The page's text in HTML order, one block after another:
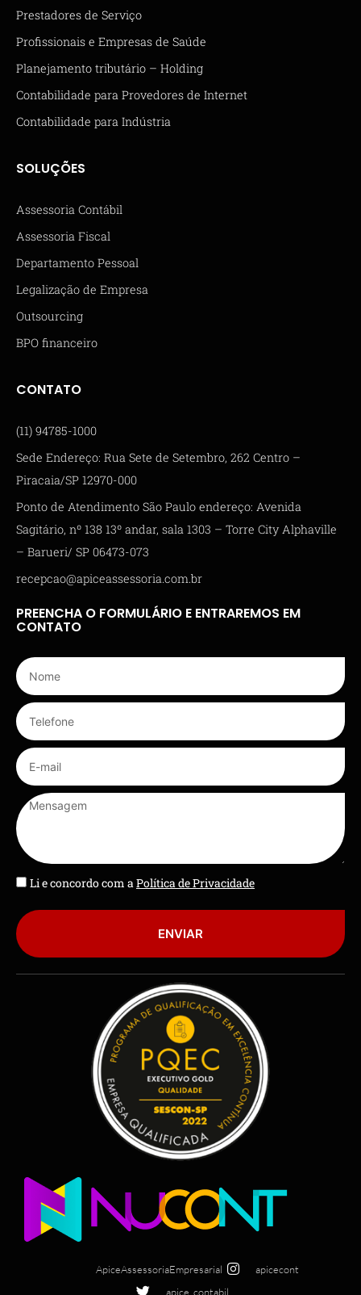
Prestadores de Serviço
Profissionais e Empresas de Saúde
Planejamento tributário – Holding
Contabilidade para Provedores de Internet
Contabilidade para Indústria
SOLUÇÕES
Assessoria Contábil
Assessoria Fiscal
Departamento Pessoal
Legalização de Empresa
Outsourcing
BPO financeiro
CONTATO
(11) 94785-1000
Sede Endereço: Rua Sete de Setembro, 262 Centro –
Piracaia/SP 12970-000
Ponto de Atendimento São Paulo endereço: Avenida
Sagitário, nº 138 13º andar, sala 1303 – Torre City Alphaville
– Barueri/ SP 06473-073
recepcao@apiceassessoria.com.br
PREENCHA O FORMULÁRIO E ENTRAREMOS EM
CONTATO
Li e concordo com a Política de Privacidade
ENVIAR
ApiceAssessoriaEmpresarial
apicecont
apice_contabil